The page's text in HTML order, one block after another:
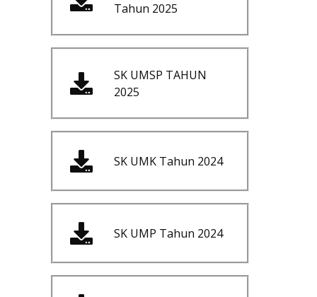
Tahun 2025
SK UMSP TAHUN
2025
SK UMK Tahun 2024
SK UMP Tahun 2024